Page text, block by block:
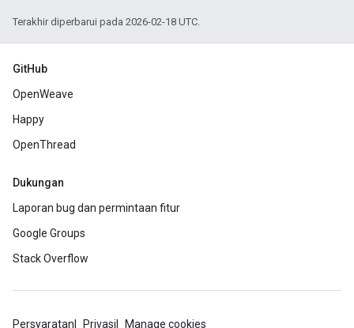
Terakhir diperbarui pada 2026-02-18 UTC.
GitHub
OpenWeave
Happy
OpenThread
Dukungan
Laporan bug dan permintaan fitur
Google Groups
Stack Overflow
Persyaratan Privasi Manage cookies